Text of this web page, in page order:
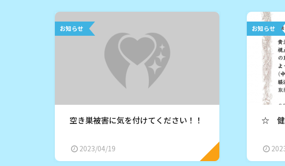
お知らせ
空き巣被害に気を付けてください！！
2023/04/19
お知らせ
☆ 健